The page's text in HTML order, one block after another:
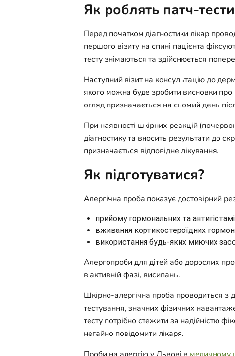
Як роблять патч-
Перед початком діагностики лікар
першого візиту на спині пацієнта
тесту знімаються та здійснюється
Наступний візит на консультацію до
якого можна буде зробити висновки про
огляд призначається на сьомий день
При наявності шкірних реакцій
діагностику та вносить результати до
призначається відповідне лікування.
Як підготуватися?
Алергічна проба показує достовірний
прийому гормональних та
вживання кортикостероїдних
використання будь-яких миючих
Алергопроби для дітей або дорослих
в активній фазі, висипань.
Шкірно-алергічна проба проводиться з
тестування, значних фізичних
тесту потрібно стежити за надійністю
негайно повідомити лікаря.